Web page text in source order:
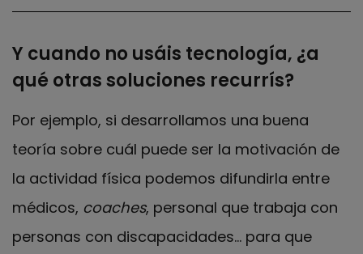
Y cuando no usáis tecnología, ¿a
qué otras soluciones recurrís?
Por ejemplo, si desarrollamos una buena
teoría sobre cuál puede ser la motivación de
la actividad física podemos difundirla entre
médicos, coaches, personal que trabaja con
personas con discapacidades… para que